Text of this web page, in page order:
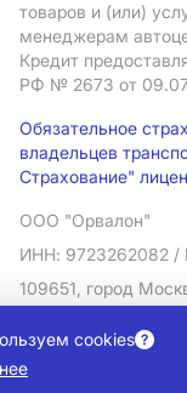
товаров и (или)
менеджерам
Кредит
РФ № 2673 от
Обязательное
владельцев
Страхование"
ООО "Орвалон"
ИНН: 9723262082 /
109651, город
Политика в
Согласие на
Правовая
cookies